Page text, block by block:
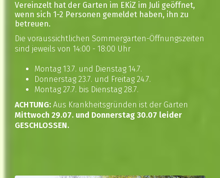
Vereinzelt hat der Garten im EKiZ im Juli geöffnet,
wenn sich 1-2 Personen gemeldet haben, ihn zu
betreuen.
Die voraussichtlichen Sommergarten-Öffnungszeiten
sind jeweils von 14:00 - 18:00 Uhr
Montag 13.7. und Dienstag 14.7.
Donnerstag 23.7. und Freitag 24.7.
Montag 27.7. bis Dienstag 28.7.
ACHTUNG: Aus Krankheitsgründen ist der Garten
Mittwoch 29.07. und Donnerstag 30.07 leider
GESCHLOSSEN.